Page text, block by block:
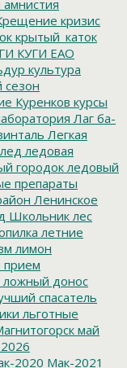
кризис
крытый_каток
КУГИ ЕАО
культура
сезон
Куренков курсы
Лаг ба-
Легкая
лед ледовая
городок ледовый
препараты
Ленинское
Школьник лес
летние
лимон
прием
ложный донос
спасатель
льготные
май
2020 Мак-2021